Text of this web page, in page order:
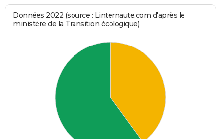
Données 2022 (source : Linternaute.com d'après le
ministère de la Transition écologique)